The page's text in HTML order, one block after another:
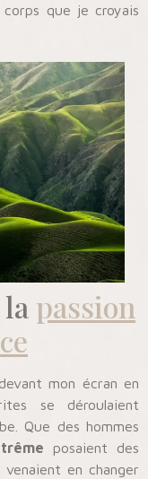
que je croyais
passion
mon écran en
se déroulaient
Que des hommes
posaient des
en changer